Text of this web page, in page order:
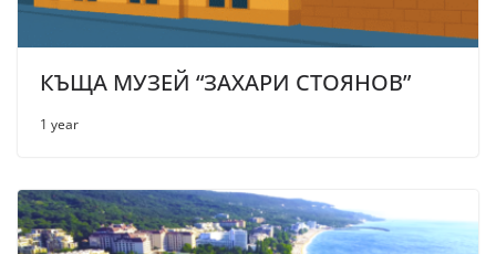
КЪЩА МУЗЕЙ “ЗАХАРИ СТОЯНОВ”
1 year